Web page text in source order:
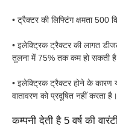
• ट्रैक्टर की लिफ्टिंग क्षमता 500
• इलेक्ट्रिक ट्रैक्टर की लागत
तुलना में 75% तक कम हो सकती
• इलेक्ट्रिक ट्रैक्टर होने के कारण
वातावरण को प्रदूषित नहीं करता है।
कम्पनी देती है 5 वर्ष की